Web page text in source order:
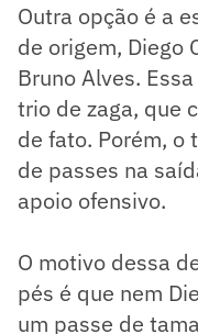
Outra opção é a
de origem, Diego
Bruno Alves.
trio de zaga, que
de fato. Porém, o
de passes na
apoio ofensivo.
O motivo dessa
pés é que nem
um passe de